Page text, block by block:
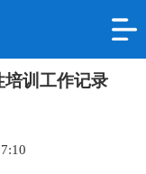
培训工作记录